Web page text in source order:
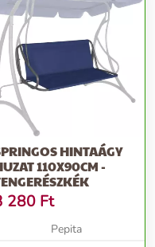
HINTAÁGY
110X90CM -
280 Ft
Pepita